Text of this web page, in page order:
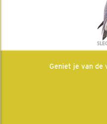
Geniet je van de